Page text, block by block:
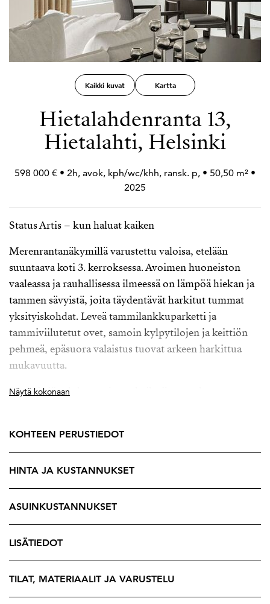
Kaikki kuvat Kartta
Hietalahdenranta 13,
Hietalahti, Helsinki
598 000 € • 2h, avok, kph/wc/khh, ransk. p, • 50,50 m² •
2025
Status Artis – kun haluat kaiken
Merenrantanäkymillä varustettu valoisa, etelään
suuntaava koti 3. kerroksessa. Avoimen huoneiston
vaaleassa ja rauhallisessa ilmeessä on lämpöä hiekan ja
tammen sävyistä, joita täydentävät harkitut tummat
yksityiskohdat. Leveä tammilankkuparketti ja
tammiviilutetut ovet, samoin kylpytilojen ja keittiön
pehmeä, epäsuora valaistus tuovat arkeen harkittua
mukavuutta.
Avokeittiö, olohuone ja ruokailutila muodostavat
Bulevardin päässä, Hietalahdenrannassa sijaitseva
vuonna 2025 valmistunut Status Artis huokuu 1950-
säilytetyissä porrasauloissa. Tyylikkäät materiaalit on
valittu kestämään aikaa. Asukkaiden käytössä ovat
lisäksi poikkeuksellisen korkeatasoiset yhteiset tilat,
kuten spa-osasto poreammeineen, erikoissuihkuineen
Näytä kokonaan
KOHTEEN PERUSTIEDOT
HINTA JA KUSTANNUKSET
ASUINKUSTANNUKSET
LISÄTIEDOT
TILAT, MATERIAALIT JA VARUSTELU